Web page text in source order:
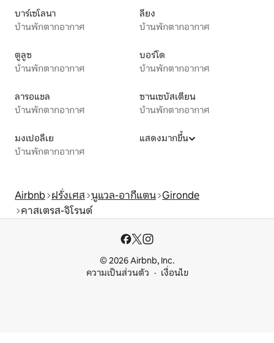
บาร์เซโลนา
บ้านพักตากอากาศ
ลียง
บ้านพักตากอากาศ
ตูลูซ
บ้านพักตากอากาศ
บอร์โด
บ้านพักตากอากาศ
ลารอแชล
บ้านพักตากอากาศ
ซานเซบัสเตียน
บ้านพักตากอากาศ
มงเปอลีเย
บ้านพักตากอากาศ
แสดงมากขึ้น
Airbnb ฝรั่งเศส นูแวล-อากีแตน Gironde
คาสเตรส-จิโรนด์
© 2026 Airbnb, Inc.
ความเป็นส่วนตัว
เงื่อนไข